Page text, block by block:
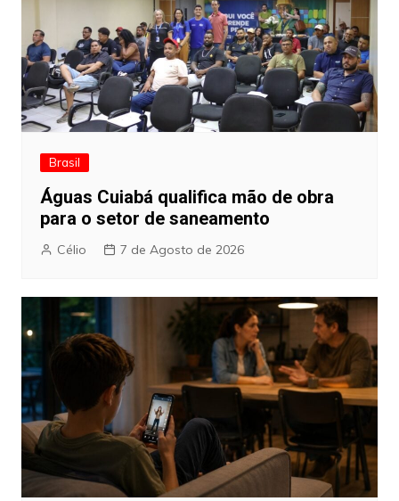
Brasil
Águas Cuiabá qualifica mão de obra
para o setor de saneamento
Célio 7 de Agosto de 2026